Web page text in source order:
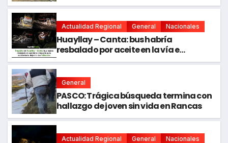
Actualidad Regional General Nacionales
Huayllay – Canta: bus habría
resbalado por aceite en la vía e
impactó auto siniestrado dejando dos
General
PASCO: Trágica búsqueda termina con
hallazgo de joven sin vida en Rancas
Actualidad Regional General Nacionales